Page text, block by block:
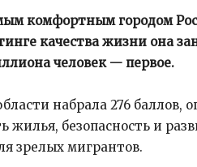
комфортным городом
качества жизни она
человек — первое.
набрала 276 баллов,
жилья, безопасность и
зрелых мигрантов.